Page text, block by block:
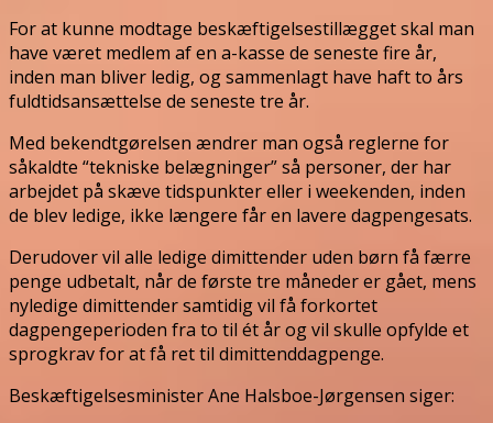
For at kunne modtage beskæftigelsestillægget skal man
have været medlem af en a-kasse de seneste fire år,
inden man bliver ledig, og sammenlagt have haft to års
fuldtidsansættelse de seneste tre år.
Med bekendtgørelsen ændrer man også reglerne for
såkaldte “tekniske belægninger” så personer, der har
arbejdet på skæve tidspunkter eller i weekenden, inden
de blev ledige, ikke længere får en lavere dagpengesats.
Derudover vil alle ledige dimittender uden børn få færre
penge udbetalt, når de første tre måneder er gået, mens
nyledige dimittender samtidig vil få forkortet
dagpengeperioden fra to til ét år og vil skulle opfylde et
sprogkrav for at få ret til dimittenddagpenge.
Beskæftigelsesminister Ane Halsboe-Jørgensen siger: